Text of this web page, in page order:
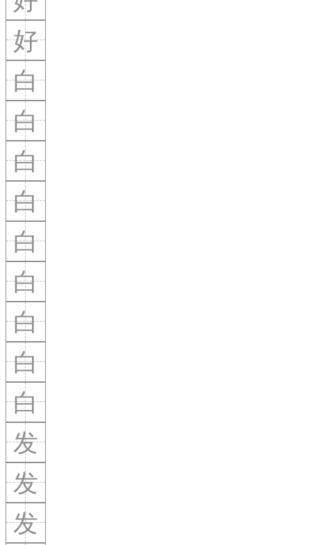
好
白
白
白
白
白
白
白
白
白
发
发
发